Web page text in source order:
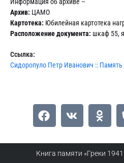
Архив: ЦАМО
Картотека: Юбилейная картотека
Расположение документа: шкаф 55,
Ссылка:
Сидоропуло Петр Иванович ::
Книга памяти «Греки